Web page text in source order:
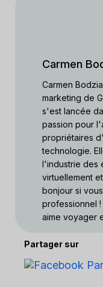
Carmen
Carmen
marketing de
s'est lancée
passion pour
propriétaires
technologie.
l'industrie des
virtuellement
bonjour si
professionnel
aime voyager
Partager sur